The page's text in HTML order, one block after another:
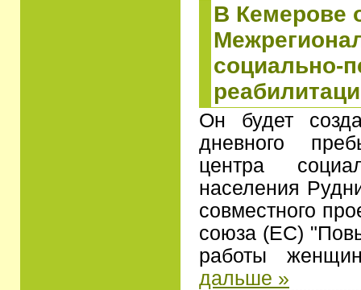
В Кемерове
социально-
Он будет
дневного
центра
населения
совместного
союза (ЕС)
работы
дальше »